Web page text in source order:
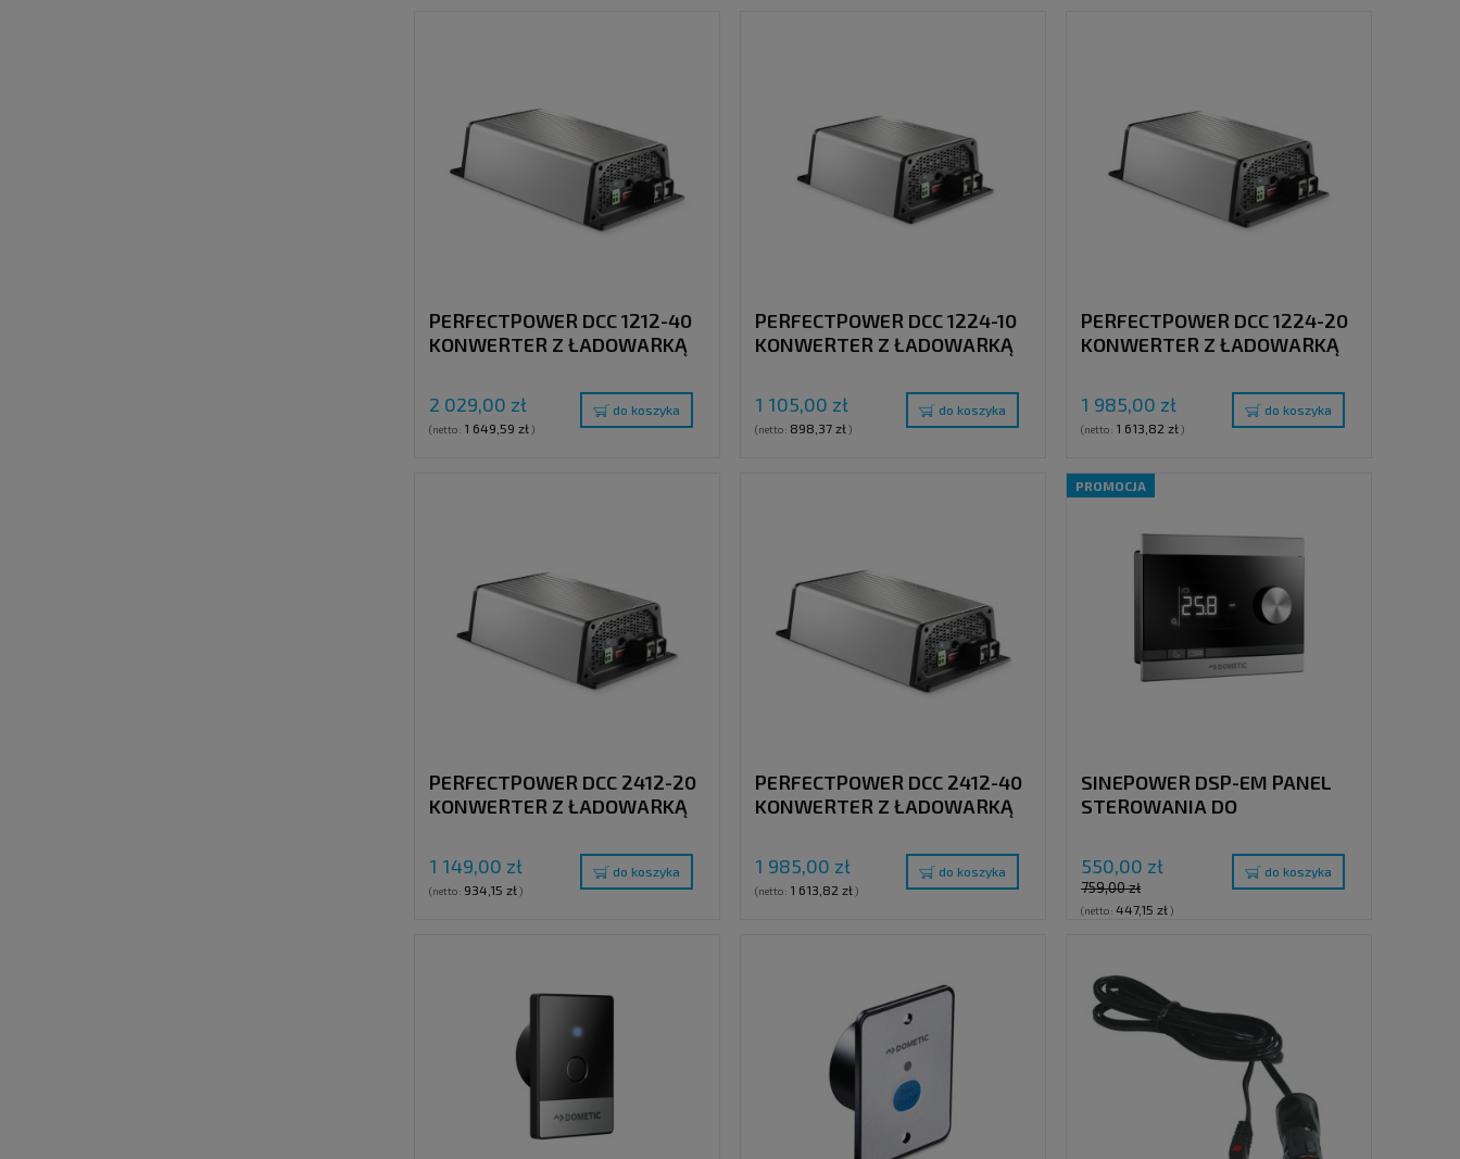
PERFECTPOWER DCC 1212-40
KONWERTER Z ŁADOWARKĄ
2 029,00 zł
(netto: 1 649,59 zł)
do koszyka
PERFECTPOWER DCC 1224-10
KONWERTER Z ŁADOWARKĄ
1 105,00 zł
(netto: 898,37 zł)
do koszyka
PERFECTPOWER DCC 1224-20
KONWERTER Z ŁADOWARKĄ
1 985,00 zł
(netto: 1 613,82 zł)
do koszyka
PERFECTPOWER DCC 2412-20
KONWERTER Z ŁADOWARKĄ
1 149,00 zł
(netto: 934,15 zł)
do koszyka
PERFECTPOWER DCC 2412-40
KONWERTER Z ŁADOWARKĄ
1 985,00 zł
(netto: 1 613,82 zł)
do koszyka
SINEPOWER DSP-EM PANEL
STEROWANIA DO
SINUSOIDALNYCH SINEPOWER
DSP-T
550,00 zł
759,00 zł
(netto: 447,15 zł)
do koszyka
PROMOCJA